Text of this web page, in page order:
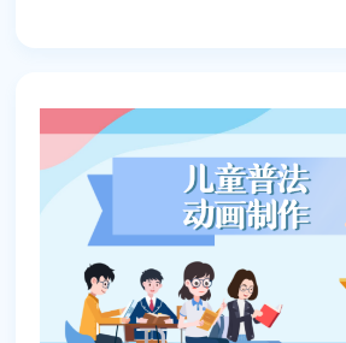
本文的指南，律师和法律工作者可以更